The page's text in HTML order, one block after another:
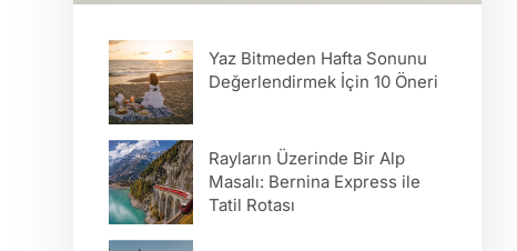
Yaz Bitmeden Hafta Sonunu
Değerlendirmek İçin 10 Öneri
Rayların Üzerinde Bir Alp
Masalı: Bernina Express ile
Tatil Rotası